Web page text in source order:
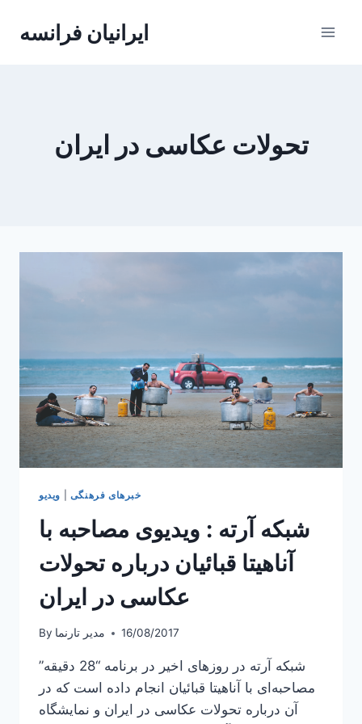
ایرانیان فرانسه
تحولات عکاسی در ایران
خبرهای فرهنگی ویدیو
شبکه آرته : ویدیوی مصاحبه با
آناهیتا قبائیان درباره تحولات
عکاسی در ایران
By مدیر تارنما 16/08/2017
شبکه آرته در روزهای اخیر در برنامه “28 دقیقه”
مصاحبه‌ای با آناهیتا قبائیان انجام داده است که در
آن درباره تحولات عکاسی در ایران و نمایشگاه